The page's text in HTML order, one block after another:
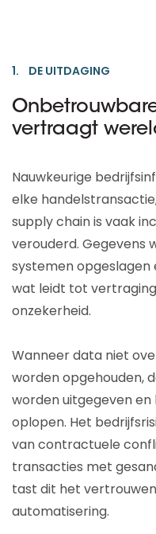
1. DE UITDAGING
vertraagt
Nauwkeurige
elke
supply chain is vaak
verouderd. Gegevens
systemen
wat leidt tot
onzekerheid.
Wanneer data niet
worden opgehouden,
worden uitgegeven
oplopen. Het
van contractuele
transacties met
tast dit het
automatisering.